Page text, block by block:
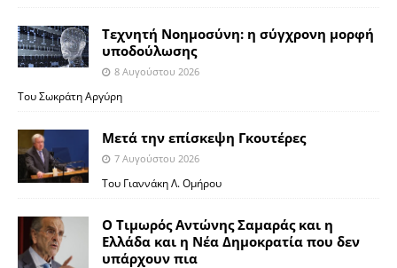
Τεχνητή Νοημοσύνη: η σύγχρονη μορφή
υποδούλωσης
8 Αυγούστου 2026
Του Σωκράτη Αργύρη
Μετά την επίσκεψη Γκουτέρες
7 Αυγούστου 2026
Του Γιαννάκη Λ. Ομήρου
Ο Τιμωρός Αντώνης Σαμαράς και η
Ελλάδα και η Νέα Δημοκρατία που δεν
υπάρχουν πια